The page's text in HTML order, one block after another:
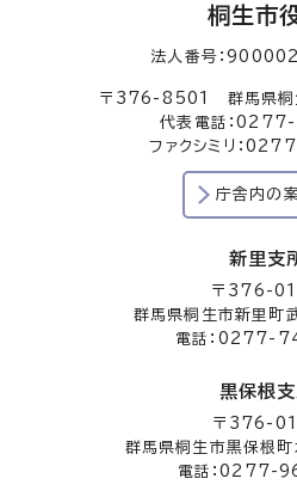
桐生市
法人番号：
〒376-8501 群馬県桐
代表電話：
ファクシミリ：
庁舎内の
新里支
〒376-
群馬県桐生市新里町
電話：0277-
黒保根
〒376-
群馬県桐生市黒保根
電話：0277-